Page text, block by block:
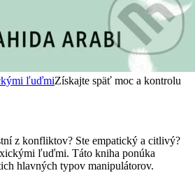
ľuďmiZískajte späť moc a kontrolu
z konfliktov? Ste empatický a citlivý?
ľuďmi. Táto kniha ponúka
hlavných typov manipulátorov.